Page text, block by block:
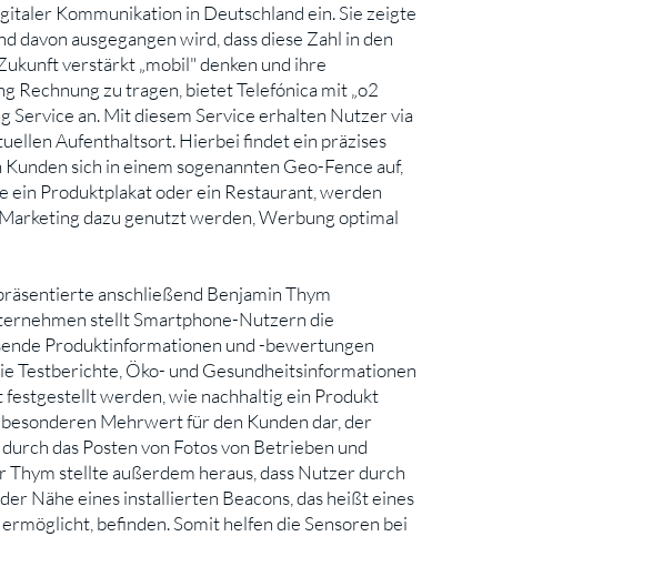
Kommunikation in Deutschland ein. Sie zeigte
ausgegangen wird, dass diese Zahl in den
verstärkt „mobil" denken und ihre
Rechnung zu tragen, bietet Telefónica mit „o2
Service an. Mit diesem Service erhalten Nutzer via
Aufenthaltsort. Hierbei findet ein präzises
sich in einem sogenannten Geo-Fence auf,
Produktplakat oder ein Restaurant, werden
dazu genutzt werden, Werbung optimal
anschließend Benjamin Thym
stellt Smartphone-Nutzern die
Produktinformationen und -bewertungen
Testberichte, Öko- und Gesundheitsinformationen
werden, wie nachhaltig ein Produkt
Mehrwert für den Kunden dar, der
das Posten von Fotos von Betrieben und
stellte außerdem heraus, dass Nutzer durch
Nähe eines installierten Beacons, das heißt eines
befinden. Somit helfen die Sensoren bei